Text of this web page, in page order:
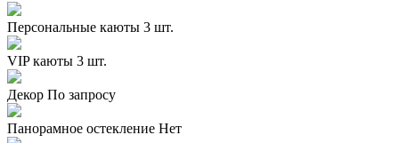
Персональные каюты 3 шт.
VIP каюты 3 шт.
Декор По запросу
Панорамное остекление Нет